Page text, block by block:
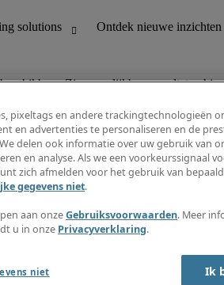
Zie vergelijkbare resultaten
Ontdek nieuwe inzichten
Jobomschrijvingen
Salarisgids
Timesheets
Maak een jobalert aan
Informatiecentrum
pixeltags en andere trackingtechnologieën
en advertenties te personaliseren en de
delen ook informatie over uw gebruik van
en analyse. Als we een voorkeurssignaal
zich afmelden voor het gebruik van
gegevens niet.
aan onzeGebruiksvoorwaarden. Meer
u in onze Privacyverklaring.
niet Ik